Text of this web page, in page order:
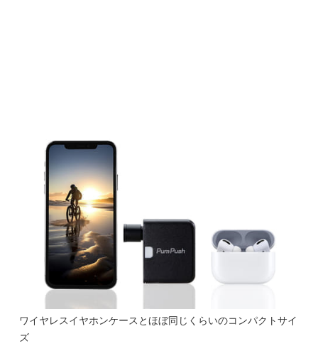
ワイヤレスイヤホンケースとほぼ同じくらいのコンパクトサイ
ズ